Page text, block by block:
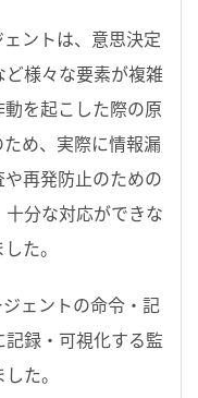
ントは、意思決定
様々な要素が複雑
を起こした際の原
め、実際に情報漏
再発防止のための
分な対応ができな
た。
ェントの命令・記
録・可視化する監
た。